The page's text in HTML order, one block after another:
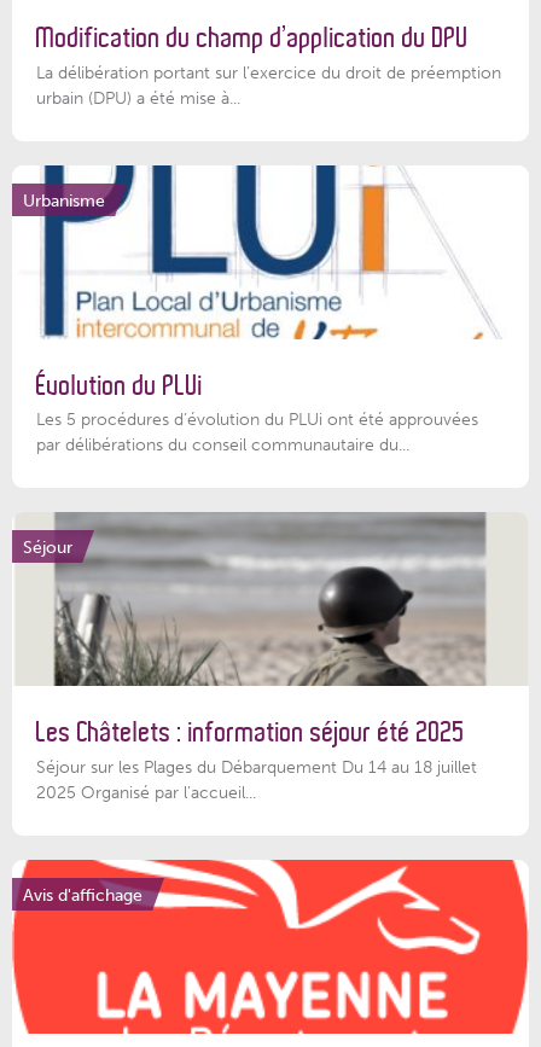
Modification du champ d’application du DPU
La délibération portant sur l’exercice du droit de préemption
urbain (DPU) a été mise à...
Urbanisme
Évolution du PLUi
Les 5 procédures d’évolution du PLUi ont été approuvées
par délibérations du conseil communautaire du...
Séjour
Les Châtelets : information séjour été 2025
Séjour sur les Plages du Débarquement Du 14 au 18 juillet
2025 Organisé par l’accueil...
Avis d'affichage